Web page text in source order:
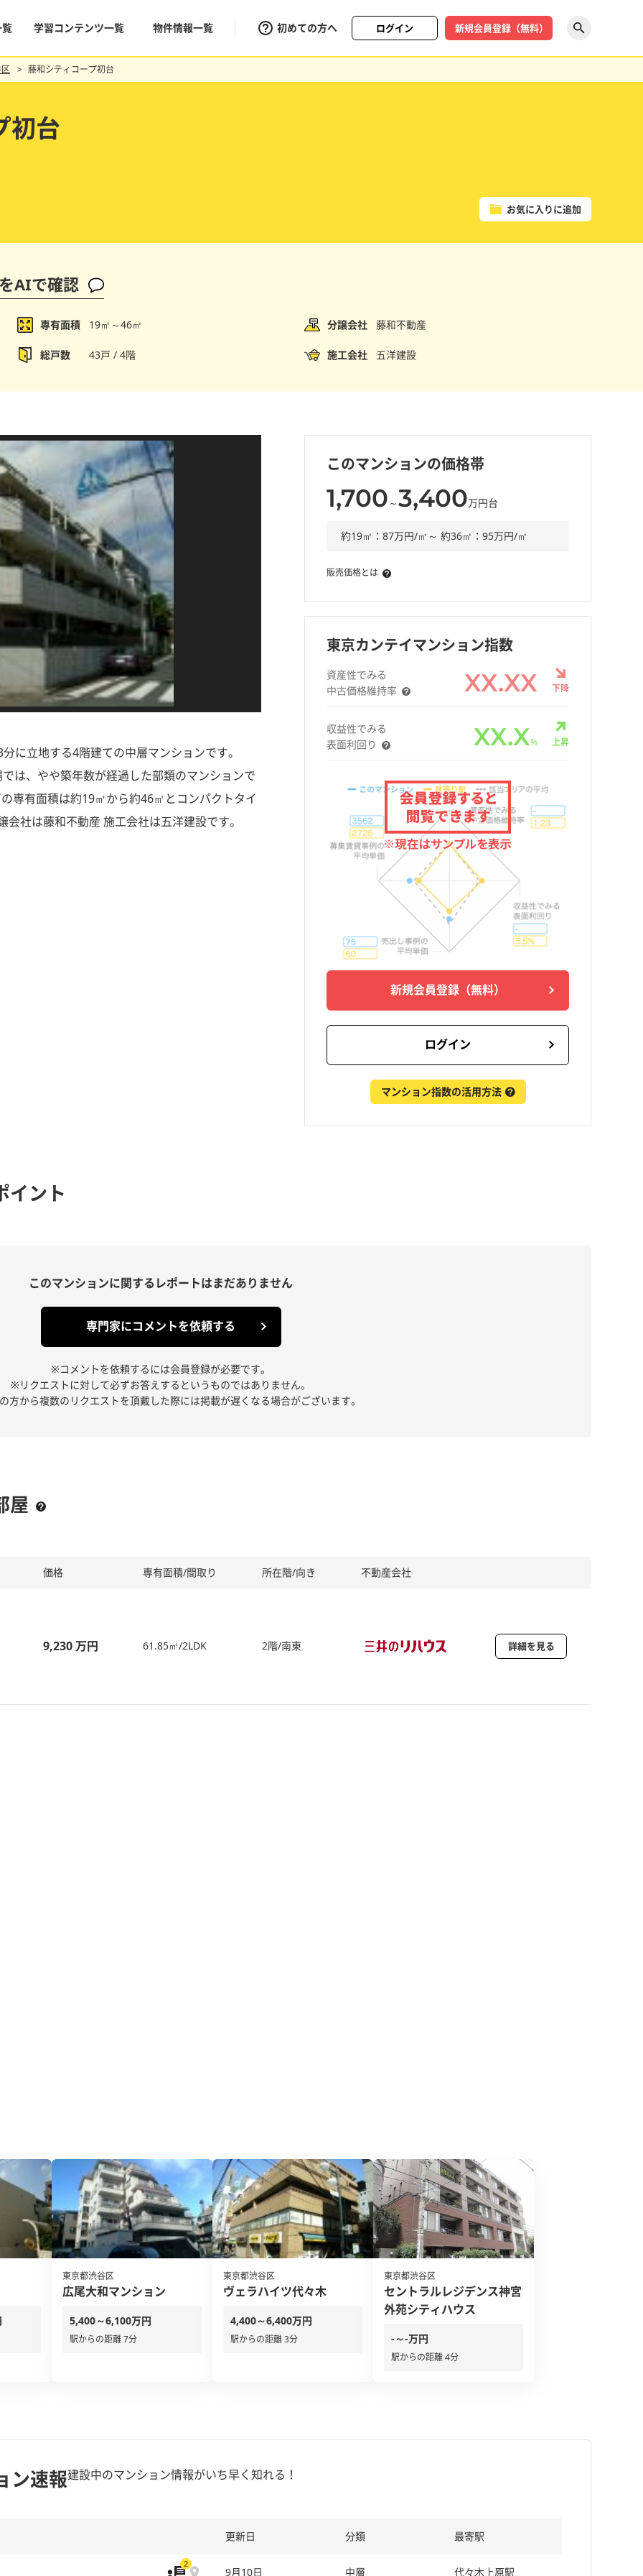
学習コンテンツ一覧 物件情報一覧 初めての方へ ログイン 新規会員登録（無料）
藤和シティコープ初台
初台
お気に入りに追加
AIで確認
専有面積 19㎡～46㎡ 分譲会社 藤和不動産
総戸数 43戸 / 4階 施工会社 五洋建設
このマンションの価格帯
1,700 ～3,400万円台
約19㎡：87万円/㎡～ 約36㎡：95万円/㎡
販売価格とは
東京カンテイマンション指数
資産性でみる
中古価格維持率
XX.XX 下降
収益性でみる
表面利回り
XX.X% 上昇
新規会員登録 （無料）
ログイン
マンション指数の活用方法
に立地する4階建ての中層マンションです。
は、やや築年数が経過した部類のマンションで
専有面積は約19㎡から約46㎡とコンパクトタイ
社は藤和不動産 施工会社は五洋建設です。
イント
このマンションに関する レポートはまだありません
専門家にコメントを依頼する
※コメントを依頼するには会員登録が必要です。
※リクエストに対して必ずお答えするというものではありません。
方から複数のリクエストを頂戴した際には掲載が遅くなる場合がございます。
屋
価格 専有面積/間取り 所在階/向き 不動産会社
9,230 万円 61.85㎡/2LDK 2階/南東 詳細を見る
東京都渋谷区
広尾大和マンション
5,400～6,100万円
駅からの距離 7分
東京都渋谷区
ヴェラハイツ代々木
4,400～6,400万円
駅からの距離 3分
東京都渋谷区
セントラルレジデンス神宮
外苑シティハウス
-～-万円
駅からの距離 4分
ン速報建設中のマンション情報がいち早く知れる！
更新日 分類 最寄駅
2
9月10日 中層 代々木上原駅